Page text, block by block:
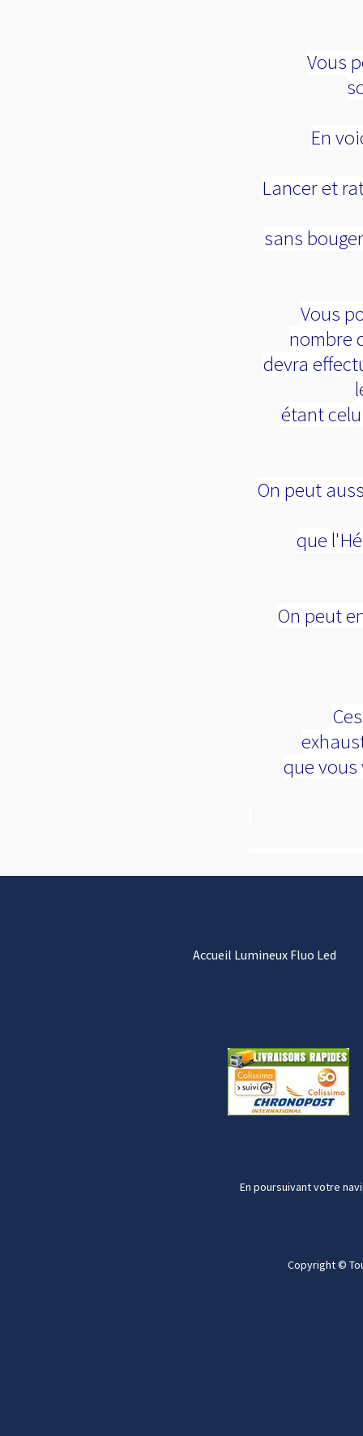
Accueil Lumineux Fluo Led
En poursuivant votre
Copyright ©
Vous
En
Lancer et
sans
Vous
nombre
devra
étant
On peut
que
On peut
que